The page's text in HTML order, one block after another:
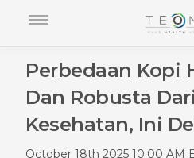
Perbedaan Kopi
Dan Robusta
Kesehatan, Ini
October 18th 2025 10:00 AM